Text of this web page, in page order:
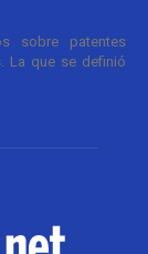
sobre patentes
La que se definió